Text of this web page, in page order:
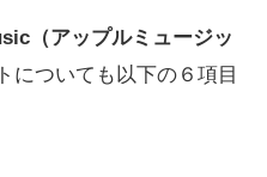
（アップルミュージッ
についても以下の６項目